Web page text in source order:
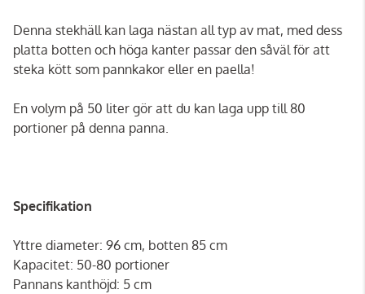
Denna stekhäll kan laga nästan all typ av mat, med dess
platta botten och höga kanter passar den såväl för att
steka kött som pannkakor eller en paella!
En volym på 50 liter gör att du kan laga upp till 80
portioner på denna panna.
Specifikation
Yttre diameter: 96 cm, botten 85 cm
Kapacitet: 50-80 portioner
Pannans kanthöjd: 5 cm